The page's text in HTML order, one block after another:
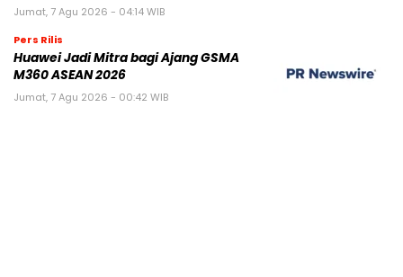
Jumat, 7 Agu 2026 - 04:14 WIB
Pers Rilis
Huawei Jadi Mitra bagi Ajang GSMA
M360 ASEAN 2026
Jumat, 7 Agu 2026 - 00:42 WIB